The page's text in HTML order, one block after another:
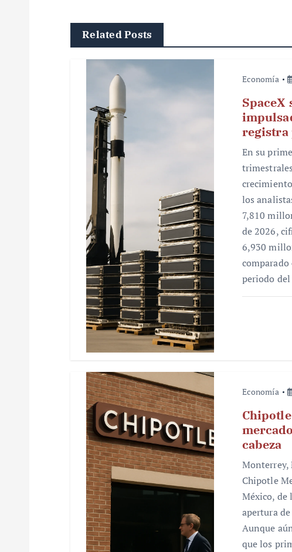
Related Posts
Economía
SpaceX
registra
En su
los
7,810
de 2026,
6,930
periodo
Economía
cabeza
Monterrey,
Chipotle
México, de
apertura
Aunque
que los